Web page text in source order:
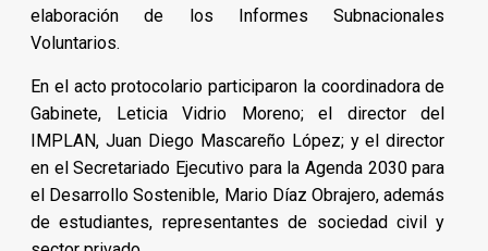
elaboración de los Informes Subnacionales
Voluntarios.
En el acto protocolario participaron la coordinadora de
Gabinete, Leticia Vidrio Moreno; el director del
IMPLAN, Juan Diego Mascareño López; y el director
en el Secretariado Ejecutivo para la Agenda 2030 para
el Desarrollo Sostenible, Mario Díaz Obrajero, además
de estudiantes, representantes de sociedad civil y